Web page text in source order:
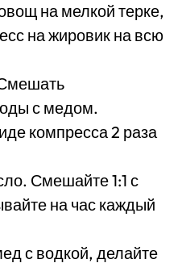
на мелкой терке,
на жировик на всю
с медом.
компресса 2 раза
Смешайте 1:1 с
на час каждый
с водкой, делайте